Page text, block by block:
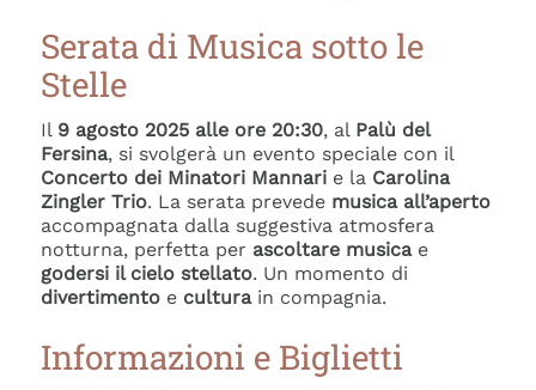
Serata di Musica sotto le
Stelle
Il 9 agosto 2025 alle ore 20:30, al Palù del
Fersina, si svolgerà un evento speciale con il
Concerto dei Minatori Mannarie la Carolina
Zingler Trio. La serata prevede musica all’aperto
accompagnata dalla suggestiva atmosfera
notturna, perfetta per ascoltare musicae
godersi il cielo stellato. Un momento di
divertimentoe culturain compagnia.
Informazioni e Biglietti